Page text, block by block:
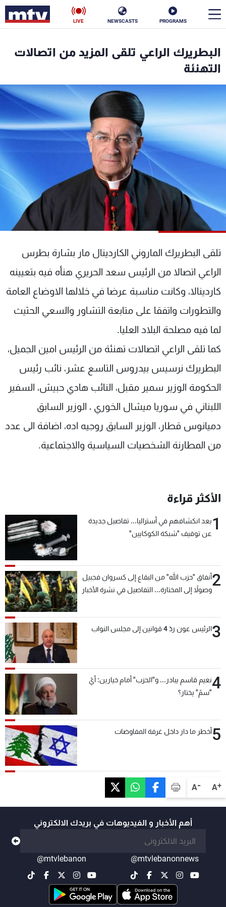
PROGRAMS
NEWSCASTS
LIVE
A+
A-
البطريرك الراعي تلقى المزيد من اتصالات
التهنئة
تلقى البطريرك الماروني الكاردينال مار بشارة بطرس
الراعي اتصالا من الرئيس سعد الحريري هنأه فيه بتعيينه
كاردينالا، وكانت مناسبة عرضا في خلالها الاوضاع العامة
والتطورات واتفقا على متابعة التشاور والسعي الحثيث
لما فيه مصلحة البلاد العليا.
كما تلقى الراعي اتصالات تهنئة من الرئيس امين الجميل،
البطريرك نرسيس بيدروس التاسع عشر، نائب رئيس
الحكومة الوزير سمير مقبل، النائب هادي حبيش، السفير
اللبناني في سوريا ميشال الخوري ، الوزير السابق
دميانوس قطار، الوزير السابق روجيه اده، اضافة الى عدد
من المطارنة الشخصيات السياسية والاجتماعية.
الأكثر قراءة
1بعد انكشافهم في أستراليا... تفاصيل جديدة
عن توقيف "شبكة الكوكايين"
2أنفاق "حزب الله" من البقاع إلى كسروان فجبيل
وصولاً إلى المختارة... التفاصيل في نشرة الأخبار
3الرئيس عون ردّ 4 قوانين إلى مجلس النواب
4نعيم قاسم يبادر... و"الحزب" أمام خيارين: أيّ
"سمّ" يختار؟
5أخطر ما دار داخل غرفة المفاوضات
أهم الأخبار و الفيديوهات في بريدك الالكتروني
@mtvlebanonnews
@mtvlebanon
الأخبار
ناس
إقتصاد فن
منوعات رياضة
كأس العالم
البرامج
جدول البرامج
الترددات
الإنـتـاج
لاعلاناتكم
تواصل معنا
شروط الإسـتخدام
سياسة الخصوصية